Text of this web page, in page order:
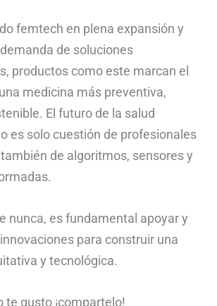
femtech en plena expansión y
de soluciones
productos como este marcan el
medicina más preventiva,
El futuro de la salud
es solo cuestión de profesionales
de algoritmos, sensores y
nunca, es fundamental apoyar y
para construir una
y tecnológica.
te gusto ¡compartelo!